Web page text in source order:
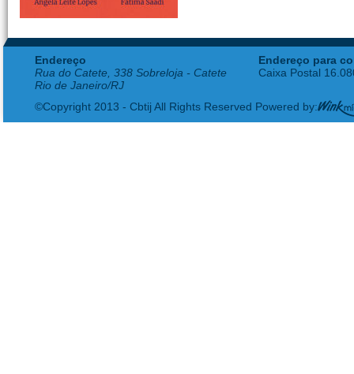
Endereço
Rua do Catete, 338 Sobreloja - Catete
Rio de Janeiro/RJ
Endereço para
Caixa Postal
©Copyright 2013 - Cbtij All Rights Reserved Powered by: